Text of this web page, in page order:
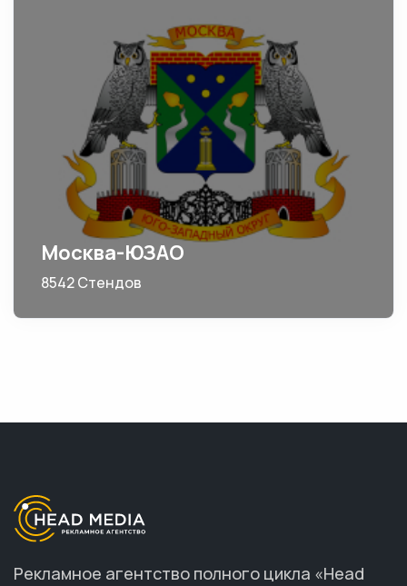
Москва-ЮЗАО
8542 Стендов
Рекламное агентство полного цикла «Head